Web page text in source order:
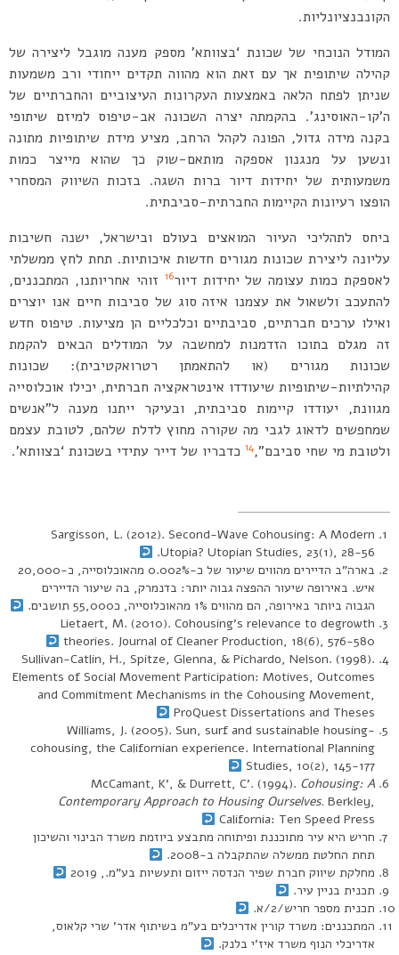
הקונבנציונליות.
המודל הנוכחי של שכונת ‘בצוותא’ מספק מענה מוגבל ליצירה של
קהילה שיתופית אך עם זאת הוא מהווה תקדים ייחודי ורב משמעות
שניתן לפתח הלאה באמצעות העקרונות העיצוביים והחברתיים של
ה’קו-האוסינג’. בהקמתה יצרה השכונה אב-טיפוס למיזם שיתופי
בקנה מידה גדול, הפונה לקהל הרחב, מציע מידת שיתופיות מתונה
ונשען על מנגנון אספקה מותאם-שוק כך שהוא מייצר כמות
משמעותית של יחידות דיור ברות השגה. בזכות השיווק המסחרי
הופצו רעיונות הקיימות החברתית-סביבתית.
ביחס לתהליכי העיור המואצים בעולם ובישראל, ישנה חשיבות
עליונה ליצירת שכונות מגורים חדשות איכותיות. תחת לחץ ממשלתי
לאספקת כמות עצומה של יחידות דיור16 זוהי אחריותנו, המתכננים,
להתעכב ולשאול את עצמנו איזה סוג של סביבות חיים אנו יוצרים
ואילו ערכים חברתיים, סביבתיים וכלכליים הן מציעות. טיפוס חדש
זה מגלם בתוכו הזדמנות למחשבה על המודלים הבאים להקמת
שכונות מגורים (או להתאמתן רטרואקטיבית): שכונות
קהילתיות-שיתופיות שיעודדו אינטראקציה חברתית, יכילו אוכלוסייה
מגוונת, יעודדו קיימות סביבתית, ובעיקר ייתנו מענה ל”אנשים
שמחפשים לדאוג לגבי מה שקורה מחוץ לדלת שלהם, לטובת עצמם
ולטובת מי שחי סביבם”,14 כדבריו של דייר עתידי בשכונת ‘בצוותא’.
Sargisson, L. (2012). Second-Wave Cohousing: A Modern
Utopia? Utopian Studies, 23(1), 28-56.
בארה”ב הדיירים מהווים שיעור של כ-0.002% מהאוכלוסייה, כ-20,000
איש. באירופה שיעור ההפצה גבוה יותר: בדנמרק, בה שיעור הדיירים
הגבוה ביותר באירופה, הם מהווים 1% מהאוכלוסייה, כ55,000 תושבים.
Lietaert, M. (2010). Cohousing’s relevance to degrowth
theories. Journal of Cleaner Production, 18(6), 576-580
Sullivan-Catlin, H., Spitze, Glenna, & Pichardo, Nelson. (1998).
Elements of Social Movement Participation: Motives, Outcomes
and Commitment Mechanisms in the Cohousing Movement,
ProQuest Dissertations and Theses
Williams, J. (2005). Sun, surf and sustainable housing-
cohousing, the Californian experience. International Planning
Studies, 10(2), 145-177
McCamant, K’, & Durrett, C’. (1994). Cohousing: A
Contemporary Approach to Housing Ourselves. Berkley,
California: Ten Speed Press
חריש היא עיר מתוכננת ופיתוחה מתבצע ביוזמת משרד הבינוי והשיכון
תחת החלטת ממשלה שהתקבלה ב-2008.
מחלקת שיווק חברת שפיר הנדסה ייזום ותעשיות בע”מ., 2019
תכנית בניין עיר.
תכנית מספר חריש/2/א.
המתכננים: משרד קורין אדריכלים בע”מ בשיתוף אדר’ שרי קלאוס,
אדריכלי הנוף משרד איז’י בלנק.